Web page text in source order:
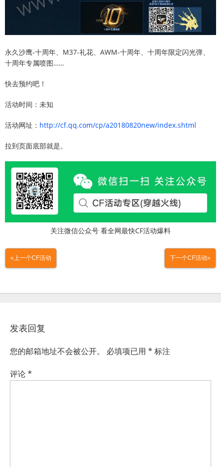
永久沙鹰-十周年、M37-礼花、AWM-十周年、十周年限定闪光弹、
十周年专属喷图……
快去预约吧！
活动时间：未知
活动网址： http://cf.qq.com/cp/a20180820new/index.shtml
拉到页面底部就是。
关注微信公众号 看全网最快CF活动爆料
«上一个CF活动 下一个CF活动»
发表回复
您的邮箱地址不会被公开。 必填项已用 * 标注
评论*